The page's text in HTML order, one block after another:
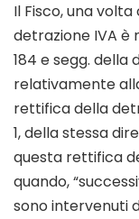
Il Fisco, una
detrazione IVA è
184 e segg. della
relativamente
rettifica della
1, della stessa
questa rettifica
quando,
sono intervenuti